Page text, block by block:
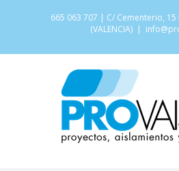
665 063 707 | C/ Cementerio, 15
(VALENCIA) |